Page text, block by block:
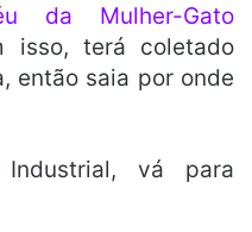
da Mulher-Gato
isso, terá coletado
então saia por onde
vá para